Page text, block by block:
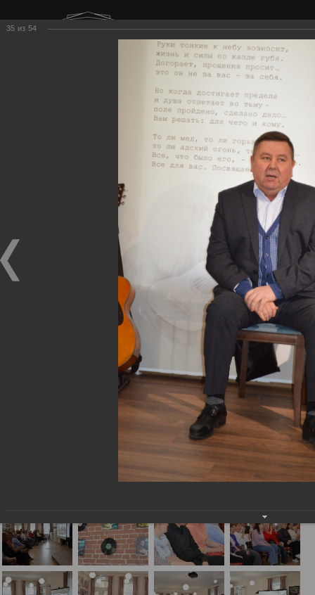
г. Нижний Тагил
ул. Карла Маркса, 20А
Воскресенье
Выходной
Поиск
Фотоальбом
2024 год
Экскурсия в Доме Окуджавы
Экскурсия в Доме Окуджавы
18.05.2024
35 из 54